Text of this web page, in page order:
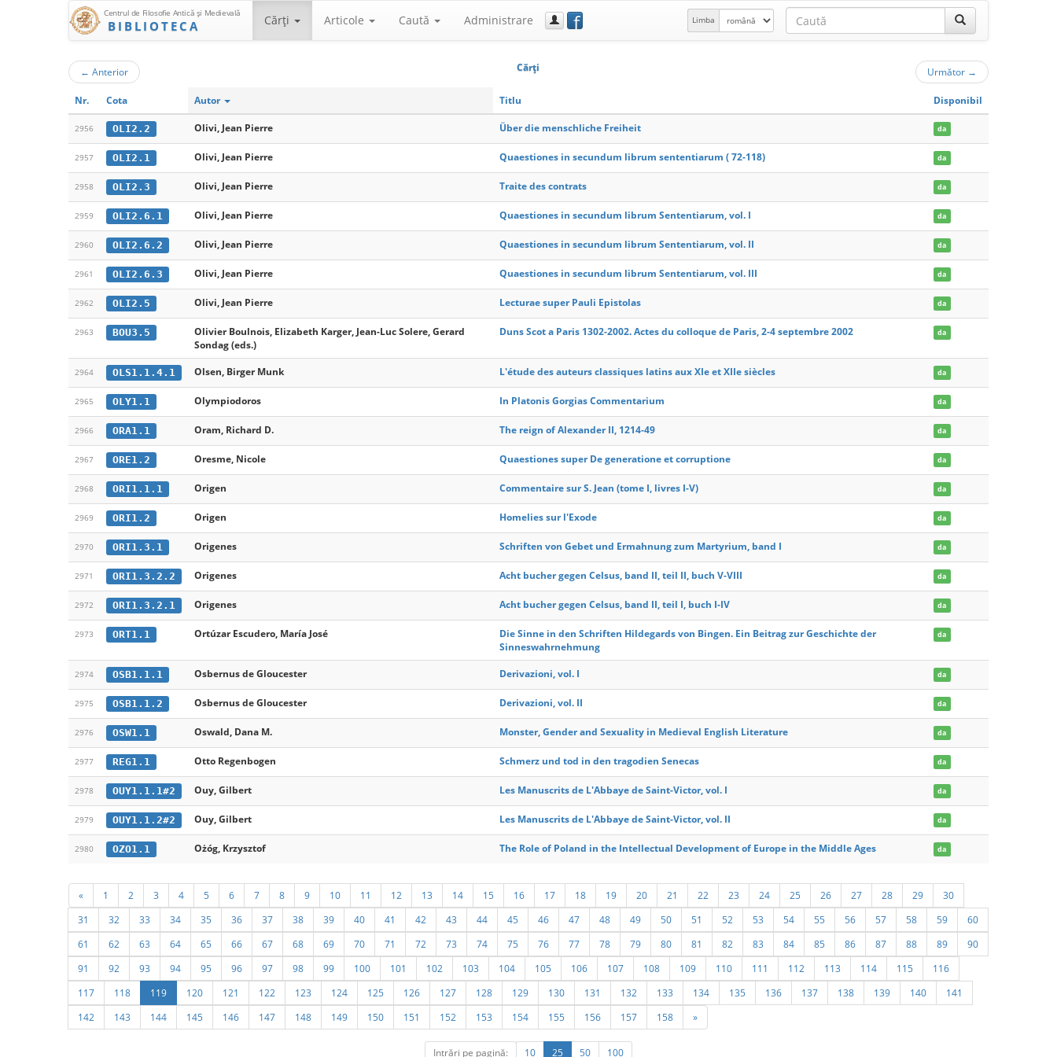
Centrul de Filosofie Antică şi Medievală
BIBLIOTECA Cărţi Articole Caută Administrare f Limba
← Anterior Cărţi Următor →
Nr. Cota Autor Titlu Disponibil
2956 OLI2.2 Olivi, Jean Pierre Über die menschliche Freiheit da
2957 OLI2.1 Olivi, Jean Pierre Quaestiones in secundum librum sententiarum ( 72-118) da
2958 OLI2.3 Olivi, Jean Pierre Traite des contrats da
2959 OLI2.6.1 Olivi, Jean Pierre Quaestiones in secundum librum Sententiarum, vol. I da
2960 OLI2.6.2 Olivi, Jean Pierre Quaestiones in secundum librum Sententiarum, vol. II da
2961 OLI2.6.3 Olivi, Jean Pierre Quaestiones in secundum librum Sententiarum, vol. III da
2962 OLI2.5 Olivi, Jean Pierre Lecturae super Pauli Epistolas da
2963 BOU3.5
Olivier Boulnois, Elizabeth Karger, Jean-Luc Solere, Gerard
Sondag (eds.)
Duns Scot a Paris 1302-2002. Actes du colloque de Paris, 2-4 septembre 2002 da
2964 OLS1.1.4.1 Olsen, Birger Munk L'étude des auteurs classiques latins aux XIe et XIIe siècles da
2965 OLY1.1 Olympiodoros In Platonis Gorgias Commentarium da
2966 ORA1.1 Oram, Richard D. The reign of Alexander II, 1214-49 da
2967 ORE1.2 Oresme, Nicole Quaestiones super De generatione et corruptione da
2968 ORI1.1.1 Origen Commentaire sur S. Jean (tome I, livres I-V) da
2969 ORI1.2 Origen Homelies sur l'Exode da
2970 ORI1.3.1 Origenes Schriften von Gebet und Ermahnung zum Martyrium, band I da
2971 ORI1.3.2.2 Origenes Acht bucher gegen Celsus, band II, teil II, buch V-VIII da
2972 ORI1.3.2.1 Origenes Acht bucher gegen Celsus, band II, teil I, buch I-IV da
2973 ORT1.1 Ortúzar Escudero, María José
Die Sinne in den Schriften Hildegards von Bingen. Ein Beitrag zur Geschichte der
Sinneswahrnehmung
da
2974 OSB1.1.1 Osbernus de Gloucester Derivazioni, vol. I da
2975 OSB1.1.2 Osbernus de Gloucester Derivazioni, vol. II da
2976 OSW1.1 Oswald, Dana M. Monster, Gender and Sexuality in Medieval English Literature da
2977 REG1.1 Otto Regenbogen Schmerz und tod in den tragodien Senecas da
2978 OUY1.1.1#2 Ouy, Gilbert Les Manuscrits de L'Abbaye de Saint-Victor, vol. I da
2979 OUY1.1.2#2 Ouy, Gilbert Les Manuscrits de L'Abbaye de Saint-Victor, vol. II da
2980 OZO1.1 Ożóg, Krzysztof The Role of Poland in the Intellectual Development of Europe in the Middle Ages da
« 1 2 3 4 5 6 7 8 9 10 11 12 13 14 15 16 17 18 19 20 21 22 23 24 25 26 27 28 29
30
31
32 33 34 35 36 37 38 39 40 41 42 43 44 45 46 47 48 49 50 51 52 53 54 55 56 57 58 59
60
61
62 63 64 65 66 67 68 69 70 71 72 73 74 75 76 77 78 79 80 81 82 83 84 85 86 87 88 89
90
91
92 93 94 95 96 97 98 99 100 101 102 103 104 105 106 107 108 109 110 111 112 113 114 115
116
117
118 119 120 121 122 123 124 125 126 127 128 129 130 131 132 133 134 135 136 137 138 139 140
141
142
143 144 145 146 147 148 149 150 151 152 153 154 155 156 157 158 »
Intrări pe pagină: 10 25 50 100